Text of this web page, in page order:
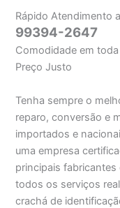
Rápido Atendimento
99394-2647
Comodidade em
Preço Justo
Tenha sempre o
reparo, conversão e
importados e
uma empresa
principais
todos os serviços
crachá de